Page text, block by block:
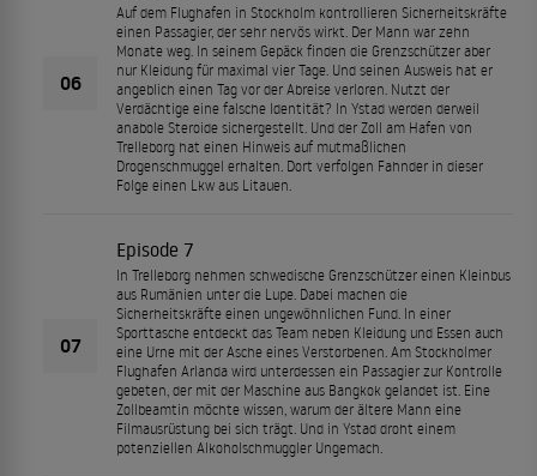
06
Auf dem Flughafen in Stockholm kontrollieren Sicherheitskräfte
einen Passagier, der sehr nervös wirkt. Der Mann war zehn
Monate weg. In seinem Gepäck finden die Grenzschützer aber
nur Kleidung für maximal vier Tage. Und seinen Ausweis hat er
angeblich einen Tag vor der Abreise verloren. Nutzt der
Verdächtige eine falsche Identität? In Ystad werden derweil
anabole Steroide sichergestellt. Und der Zoll am Hafen von
Trelleborg hat einen Hinweis auf mutmaßlichen
Drogenschmuggel erhalten. Dort verfolgen Fahnder in dieser
Folge einen Lkw aus Litauen.
07
Episode 7
In Trelleborg nehmen schwedische Grenzschützer einen Kleinbus
aus Rumänien unter die Lupe. Dabei machen die
Sicherheitskräfte einen ungewöhnlichen Fund. In einer
Sporttasche entdeckt das Team neben Kleidung und Essen auch
eine Urne mit der Asche eines Verstorbenen. Am Stockholmer
Flughafen Arlanda wird unterdessen ein Passagier zur Kontrolle
gebeten, der mit der Maschine aus Bangkok gelandet ist. Eine
Zollbeamtin möchte wissen, warum der ältere Mann eine
Filmausrüstung bei sich trägt. Und in Ystad droht einem
potenziellen Alkoholschmuggler Ungemach.